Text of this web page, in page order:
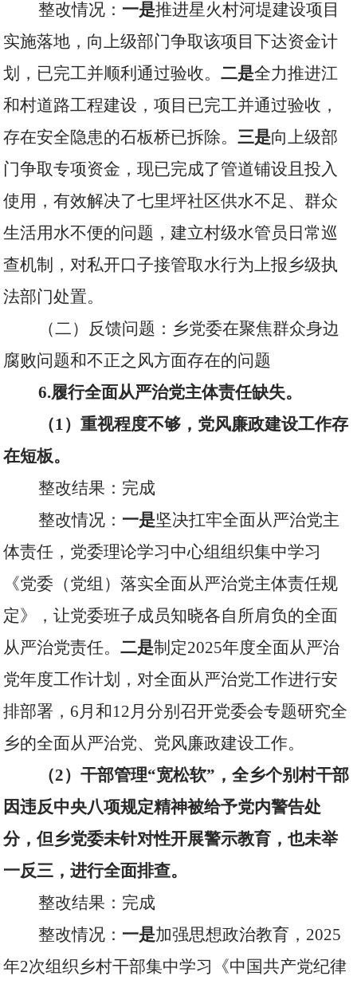
整改情况： 一是推进星火村河堤建设项目
实施落地，向上级部门争取该项目下达资金计
划，已完工并顺利通过验收。二是全力推进江
和村道路工程建设，项目已完工并通过验收，
存在安全隐患的石板桥已拆除。三是向上级部
门争取专项资金，现已完成了管道铺设且投入
使用，有效解决了七里坪社区供水不足、群众
生活用水不便的问题，建立村级水管员日常巡
查机制，对私开口子接管取水行为上报乡级执
法部门处置。
（二）反馈问题：乡党委在聚焦群众身边
腐败问题和不正之风方面存在的问题
6.履行全面从严治党主体责任缺失。
（1）重视程度不够，党风廉政建设工作存
在短板。
整改结果：完成
整改情况： 一是坚决扛牢全面从严治党主
体责任，党委理论学习中心组组织集中学习
《党委（党组）落实全面从严治党主体责任规
定》，让党委班子成员知晓各自所肩负的全面
从严治党责任。二是制定2025年度全面从严治
党年度工作计划，对全面从严治党工作进行安
排部署， 6月和12月分别召开党委会专题研究全
乡的全面从严治党、党风廉政建设工作。
（2）干部管理“宽松软”，全乡个别村干部
因违反中央八项规定精神被给予党内警告处
分，但乡党委未针对性开展警示教育，也未举
一反三，进行全面排查。
整改结果：完成
整改情况： 一是加强思想政治教育， 2025
年2次组织乡村干部集中学习《中国共产党纪律